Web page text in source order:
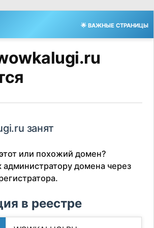
🌟 ВАЖНЫЕ СТРАНИЦЫ
занят
или похожий домен?
домена через
в реестре